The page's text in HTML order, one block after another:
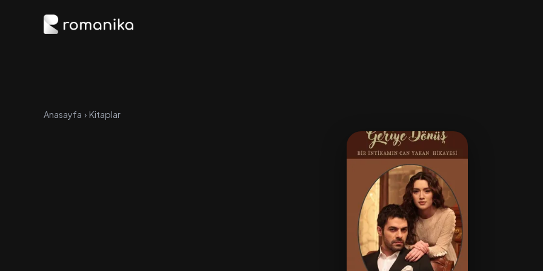
Anasayfa › Kitaplar